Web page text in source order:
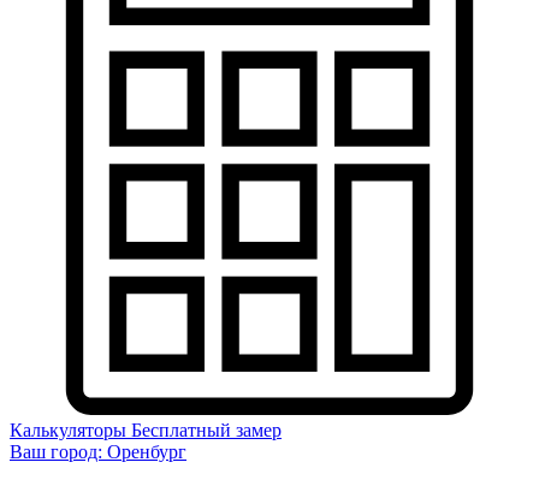
Калькуляторы Бесплатный замер
Ваш город: Оренбург